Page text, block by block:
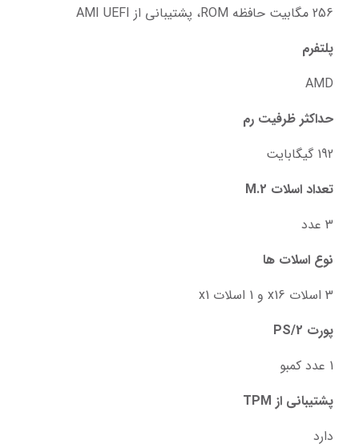
256 مگابیت حافظه ROM، پشتیبانی از AMI UEFI
پلتفرم
AMD
حداکثر ظرفیت رم
192 گیگابایت
تعداد اسلات M.2
3 عدد
نوع اسلات‌ ها
3 اسلات x16 و 1 اسلات x1
پورت PS/2
1 عدد کمبو
پشتیبانی از TPM
دارد